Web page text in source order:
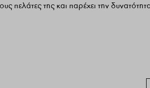
της και παρέχει την